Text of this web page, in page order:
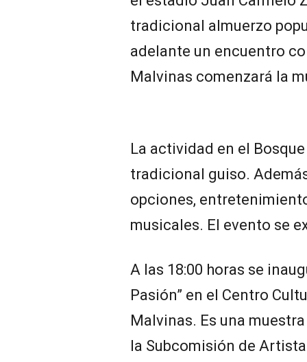
tradicional almuerzo
adelante un encuentro
Malvinas comenzará la
La actividad en el
tradicional guiso.
opciones,
musicales. El evento se
A las 18:00 horas se
Pasión” en el Centro
Malvinas. Es una
la Subcomisión de